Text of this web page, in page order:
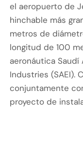
el aeropuerto de
hinchable más
metros de
longitud de 100
aeronáutica Saudí
Industries (SAEI).
conjuntamente
proyecto de